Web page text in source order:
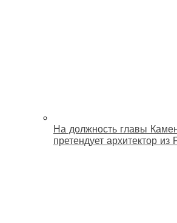
На должность главы
претендует архитектор из